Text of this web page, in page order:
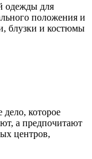
одежды для
положения и
блузки и костюмы
которое
а предпочитают
центров,